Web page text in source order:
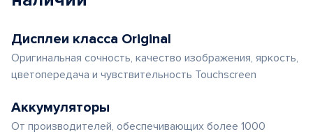
Дисплеи класса Original
Оригинальная сочность, качество изображения, яркость,
цветопередача и чувствительность Touchscreen
Аккумуляторы
От производителей, обеспечивающих более 1000